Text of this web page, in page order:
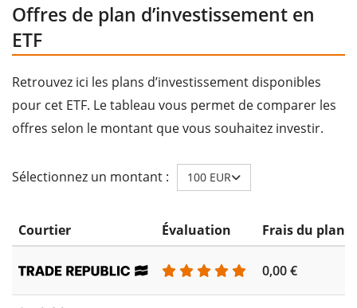
Offres de plan d’investissement en
ETF
Retrouvez ici les plans d’investissement disponibles
pour cet ETF. Le tableau vous permet de comparer les
offres selon le montant que vous souhaitez investir.
Sélectionnez un montant : 100 EUR
Courtier Évaluation Frais du plan
0,00 €